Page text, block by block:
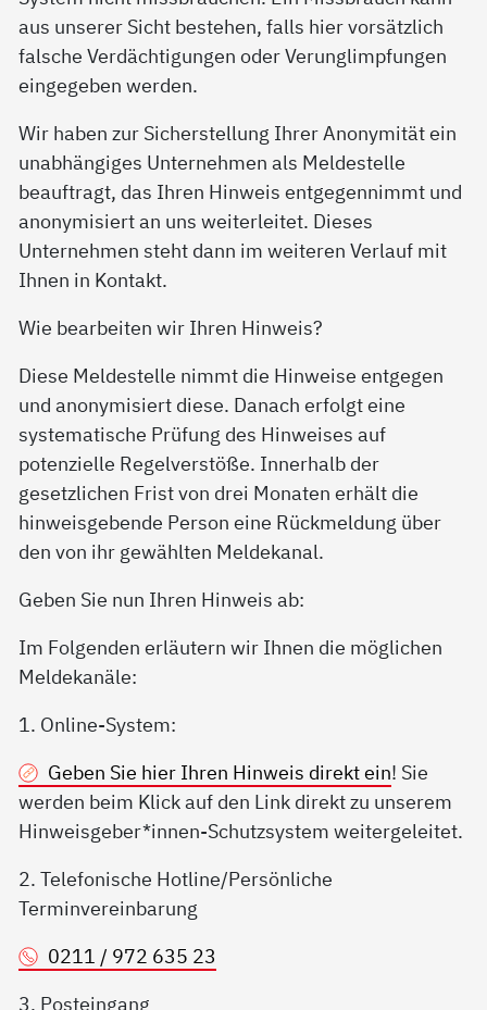
aus unserer Sicht bestehen, falls hier vorsätzlich
falsche Verdächtigungen oder Verunglimpfungen
eingegeben werden.
Wir haben zur Sicherstellung Ihrer Anonymität ein
unabhängiges Unternehmen als Meldestelle
beauftragt, das Ihren Hinweis entgegennimmt und
anonymisiert an uns weiterleitet. Dieses
Unternehmen steht dann im weiteren Verlauf mit
Ihnen in Kontakt.
Wie bearbeiten wir Ihren Hinweis?
Diese Meldestelle nimmt die Hinweise entgegen
und anonymisiert diese. Danach erfolgt eine
systematische Prüfung des Hinweises auf
potenzielle Regelverstöße. Innerhalb der
gesetzlichen Frist von drei Monaten erhält die
hinweisgebende Person eine Rückmeldung über
den von ihr gewählten Meldekanal.
Geben Sie nun Ihren Hinweis ab:
Im Folgenden erläutern wir Ihnen die möglichen
Meldekanäle:
1. Online-System:
Geben Sie hier Ihren Hinweis direkt ein! Sie
werden beim Klick auf den Link direkt zu unserem
Hinweisgeber*innen-Schutzsystem weitergeleitet.
2. Telefonische Hotline/Persönliche
Terminvereinbarung
0211 / 972 635 23
3. Posteingang